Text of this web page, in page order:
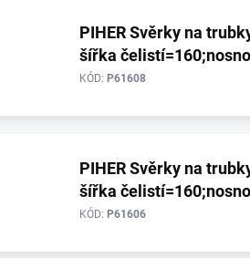
PIHER Svěrky na
šířka
KÓD: P61608
PIHER Svěrky na
šířka
KÓD: P61606